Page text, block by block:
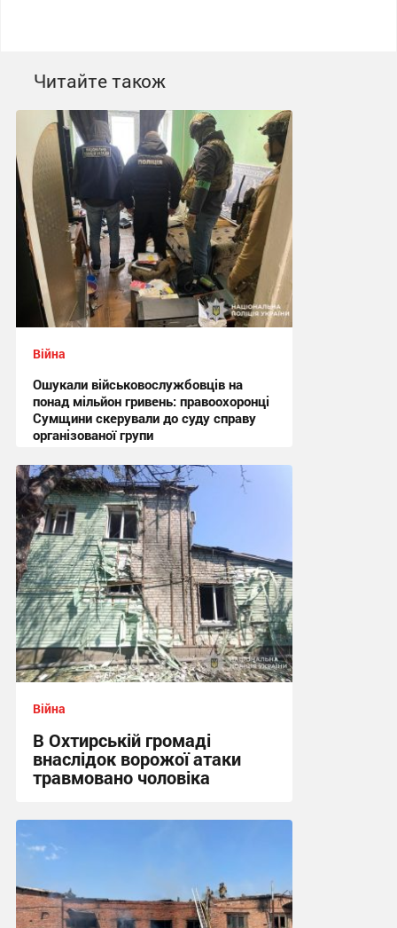
Читайте також
Війна
Ошукали військовослужбовців на
понад мільйон гривень: правоохоронці
Сумщини скерували до суду справу
організованої групи
12:47 вчора
Війна
В Охтирській громаді
внаслідок ворожої атаки
травмовано чоловіка
09:21 вчора